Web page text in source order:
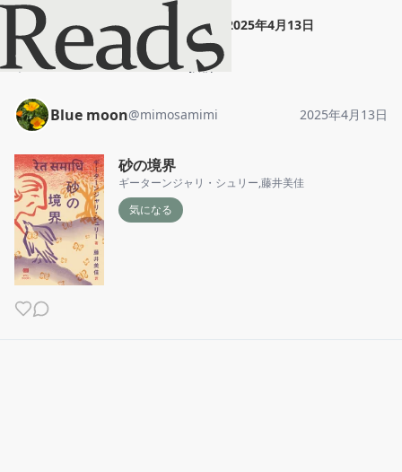
Blue moon"砂の境界 2025年4月13日
ホーム Blue moon 投稿
Blue moon@mimosamimi 2025年4月13日
砂の境界
ギーターンジャリ・シュリー,藤井美佳
気になる